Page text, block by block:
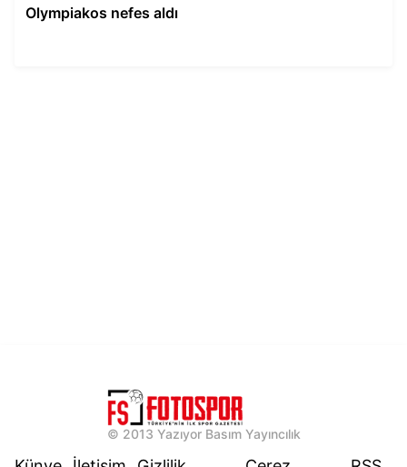
Olympiakos nefes aldı
© 2013 Yazıyor Basım Yayıncılık